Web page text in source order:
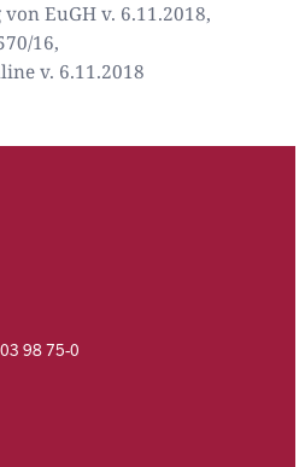
EuGH v. 6.11.2018,
16,
v. 6.11.2018
98 75-0